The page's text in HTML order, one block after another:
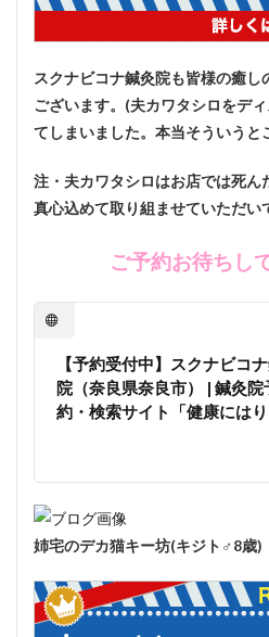
スクナビコナ鍼灸院も皆様の癒
ございます。(夫カワタシロをデ
てしまいました。本当そういうと
注・夫カワタシロはお店では死ん
真心込めて取り組ませていただい
ご予約お待ちし
【予約受付中】スクナビコ
院（奈良県奈良市） | 鍼灸院
約・検索サイト「健康にはり
姉宅のデカ猫キー坊(キジト♂8歳)